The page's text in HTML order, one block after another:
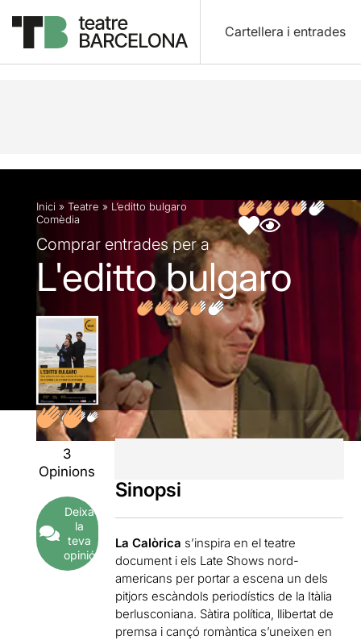
Cartellera i entrades
Descripció Fitxa artística Opinions
Inici » Teatre » L’editto bulgaro
Comèdia
Comprar entrades per a
L'editto bulgaro
3
Opinions
Deixa
la
teva
opinió
Sinopsi
La Calòrica s’inspira en el teatre
document i els Late Shows nord-
americans per portar a escena un dels
pitjors escàndols periodístics de la Itàlia
berlusconiana. Sàtira política, llibertat de
premsa i cançó romàntica s’uneixen en